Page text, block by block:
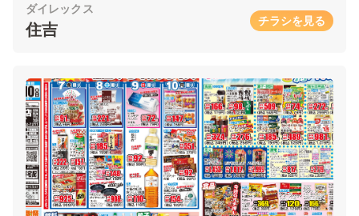
ダイレックス
住吉 チラシを見る